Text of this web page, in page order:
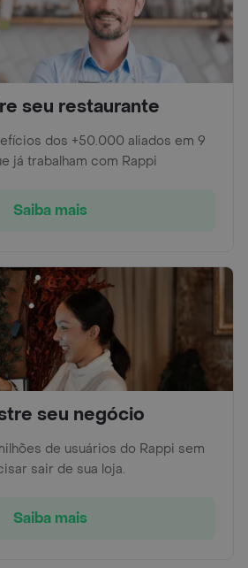
seu restaurante
dos +50.000 aliados em 9
já trabalham com Rappi
Saiba mais
seu negócio
de usuários do Rappi sem
sair de sua loja.
Saiba mais